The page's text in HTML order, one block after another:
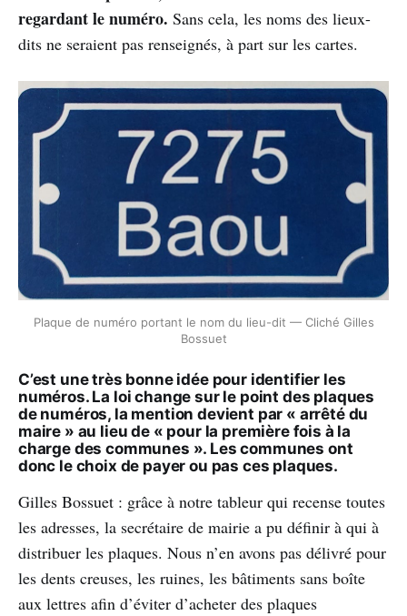
regardant le numéro. Sans cela, les noms des lieux-
dits ne seraient pas renseignés, à part sur les cartes.
Plaque de numéro portant le nom du lieu-dit — Cliché Gilles
Bossuet
C’est une très bonne idée pour identifier les
numéros. La loi change sur le point des plaques
de numéros, la mention devient par « arrêté du
maire » au lieu de « pour la première fois à la
charge des communes ». Les communes ont
donc le choix de payer ou pas ces plaques.
Gilles Bossuet : grâce à notre tableur qui recense toutes
les adresses, la secrétaire de mairie a pu définir à qui à
distribuer les plaques. Nous n’en avons pas délivré pour
les dents creuses, les ruines, les bâtiments sans boîte
aux lettres afin d’éviter d’acheter des plaques